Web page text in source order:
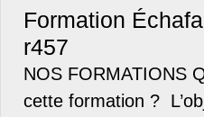
Formation
r457
NOS FORMATIONS
cette formation ?